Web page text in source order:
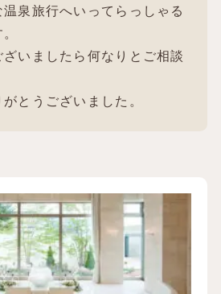
泉旅行へいってらっしゃる
いましたら何なりとご相談
とうございました。